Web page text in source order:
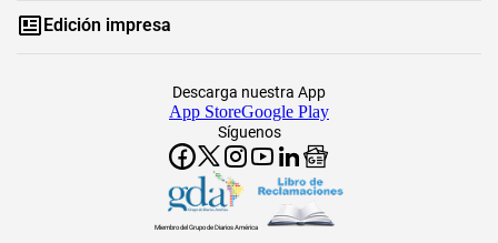
Edición impresa
Síguenos
Descarga nuestra App
App StoreGoogle Play
Miembro del Grupo de Diarios América